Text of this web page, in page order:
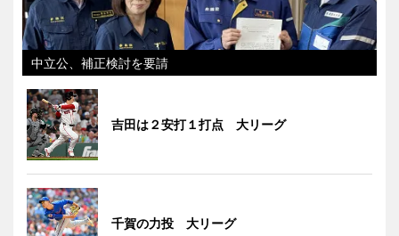
中立公、補正検討を要請
吉田は２安打１打点 大リーグ
千賀の力投 大リーグ